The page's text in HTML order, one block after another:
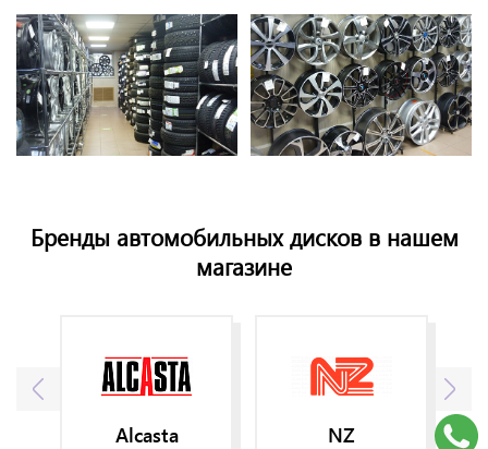
Бренды автомобильных дисков в нашем
магазине
Alcasta NZ